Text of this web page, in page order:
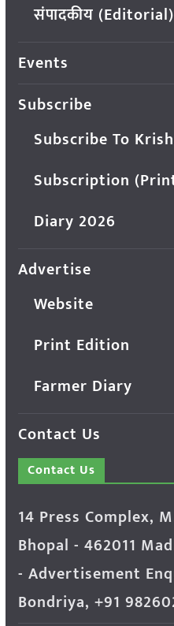
संपादकीय (Editorial)
Events
Subscribe
Subscribe To
Subscription
Diary 2026
Advertise
Website
Print Edition
Farmer Diary
Contact Us
Contact Us
14 Press Complex,
Bhopal - 462011
- Advertisement
Bondriya, +91